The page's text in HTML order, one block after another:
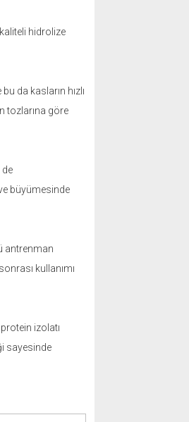
hidrolize
da kasların hızlı
tozlarına göre
büyümesinde
antrenman
kullanımı
izolatı
sayesinde